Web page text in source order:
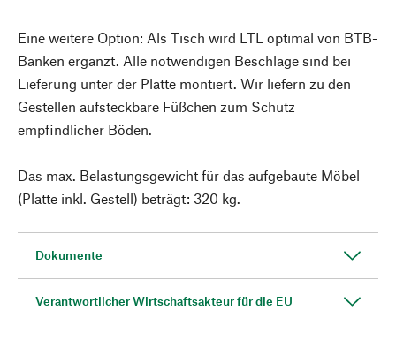
Eine weitere Option: Als Tisch wird LTL optimal von BTB-
Bänken ergänzt. Alle notwendigen Beschläge sind bei
Lieferung unter der Platte montiert. Wir liefern zu den
Gestellen aufsteckbare Füßchen zum Schutz
empfindlicher Böden.
Das max. Belastungsgewicht für das aufgebaute Möbel
(Platte inkl. Gestell) beträgt: 320 kg.
Dokumente
Verantwortlicher Wirtschaftsakteur für die EU